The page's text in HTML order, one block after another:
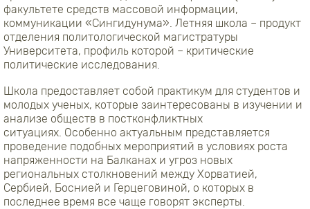
факультете средств массовой информации,
коммуникации «Сингидунума». Летняя школа – продукт
отделения политологической магистратуры
Университета, профиль которой – критические
политические исследования.
Школа предоставляет собой практикум для студентов и
молодых ученых, которые заинтересованы в изучении и
анализе обществ в постконфликтных
ситуациях. Особенно актуальным представляется
проведение подобных мероприятий в условиях роста
напряженности на Балканах и угроз новых
региональных столкновений между Хорватией,
Сербией, Боснией и Герцеговиной, о которых в
последнее время все чаще говорят эксперты.